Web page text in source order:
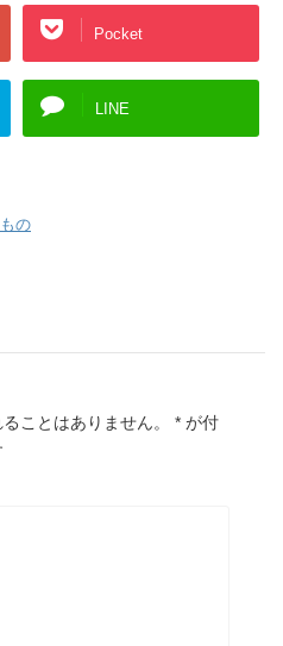
Pocket
LINE
の
ことはありません。 * が付